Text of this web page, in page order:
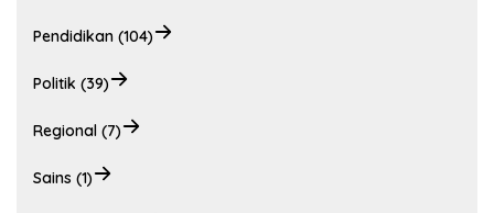
Pendidikan (104)
Politik (39)
Regional (7)
Sains (1)